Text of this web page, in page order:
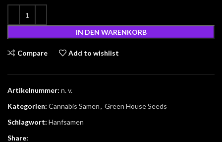
IN DEN WARENKORB
Compare Add to wishlist
Artikelnummer: n. v.
Kategorien: Cannabis Samen, Green House Seeds
Schlagwort: Hanfsamen
Share: